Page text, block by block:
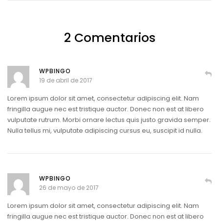
2 Comentarios
WPBINGO
19 de abril de 2017
Lorem ipsum dolor sit amet, consectetur adipiscing elit. Nam
fringilla augue nec est tristique auctor. Donec non est at libero
vulputate rutrum. Morbi ornare lectus quis justo gravida semper.
Nulla tellus mi, vulputate adipiscing cursus eu, suscipit id nulla.
WPBINGO
26 de mayo de 2017
Lorem ipsum dolor sit amet, consectetur adipiscing elit. Nam
fringilla augue nec est tristique auctor. Donec non est at libero